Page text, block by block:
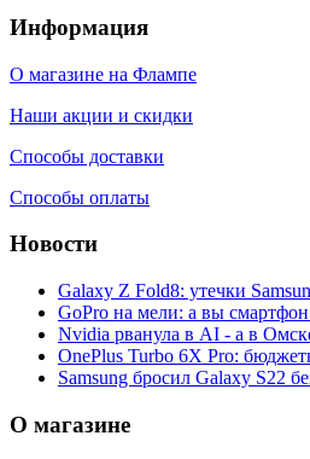
Информация
О магазине на Флампе
Наши акции и скидки
Способы доставки
Способы оплаты
Новости
Galaxy Z Fold8: утечки
GoPro на мели: а вы
Nvidia рванула в AI - а в
OnePlus Turbo 6X Pro:
Samsung бросил Galaxy S22
О магазине